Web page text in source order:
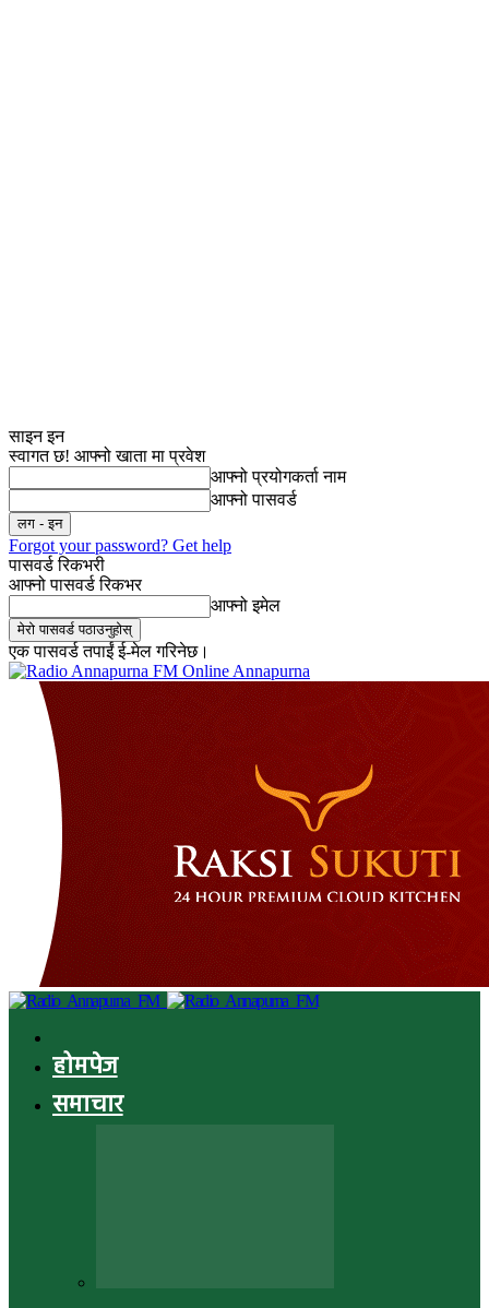
साइन इन
स्वागत छ! आफ्नो खाता मा प्रवेश
आफ्नो प्रयोगकर्ता नाम
आफ्नो पासवर्ड
Forgot your password? Get help
पासवर्ड रिकभरी
आफ्नो पासवर्ड रिकभर
आफ्नो इमेल
एक पासवर्ड तपाईं ई-मेल गरिनेछ।
Online Annapurna
होमपेज
समाचार